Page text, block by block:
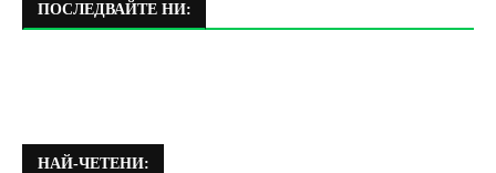
ПОСЛЕДВАЙТЕ НИ:
НАЙ-ЧЕТЕНИ: